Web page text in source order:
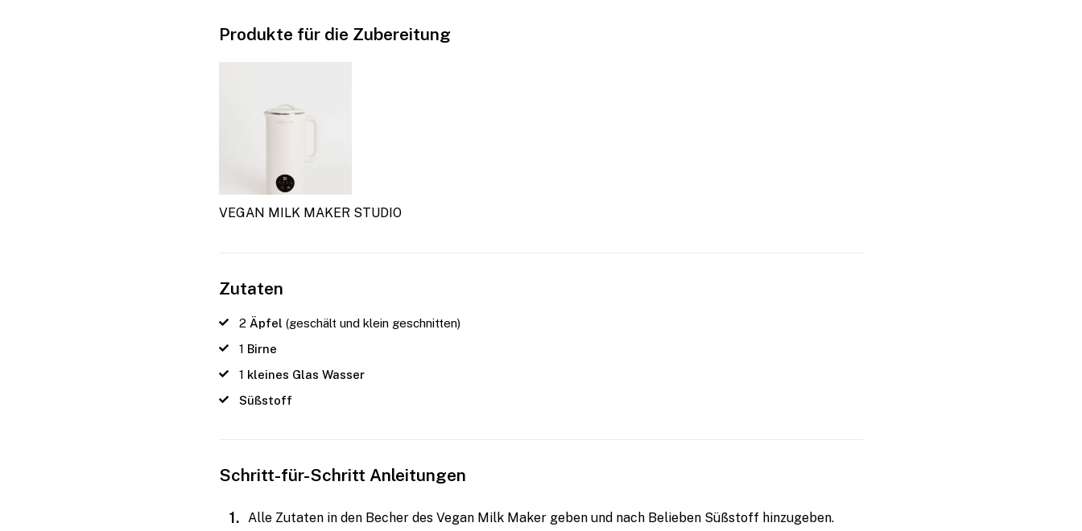
Produkte für die Zubereitung
VEGAN MILK MAKER STUDIO
Zutaten
2 Äpfel (geschält und klein geschnitten)
1 Birne
1 kleines Glas Wasser
Süßstoff
Schritt-für-Schritt Anleitungen
Alle Zutaten in den Becher des Vegan Milk Maker geben und nach Belieben Süßstoff hinzugeben.